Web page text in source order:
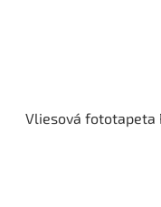
Vliesová fototapeta